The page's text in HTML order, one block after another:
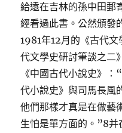
給遠在吉林的孫中田郵
經看過此書。公然頒發
1981年12月的《古代
代文學史研討筆談之二
《中國古代小說史》
代小說史》與司馬長風
他們那樣才真是在做藝
生怕是單方面的。”8